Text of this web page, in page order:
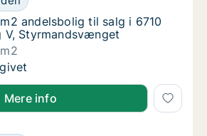
andelsbolig til salg i 6710
andelsbolig til salg i 6710
V, Styrmandsvænget
andelsbolig til salg i 6710
Mere info